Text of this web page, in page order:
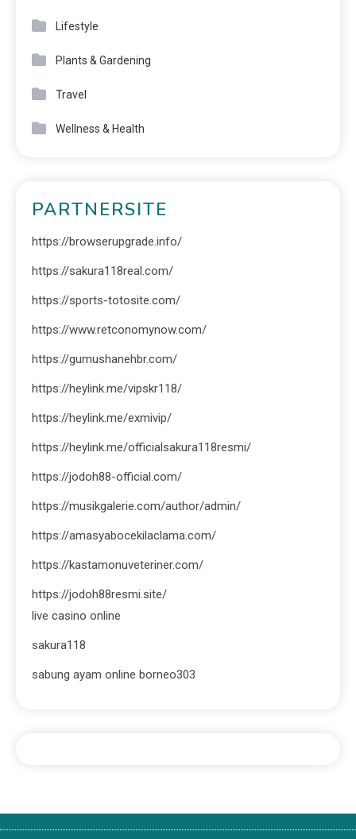
Lifestyle
Plants & Gardening
Travel
Wellness & Health
PARTNERSITE
https://browserupgrade.info/
https://sakura118real.com/
https://sports-totosite.com/
https://www.retconomynow.com/
https://gumushanehbr.com/
https://heylink.me/vipskr118/
https://heylink.me/exmivip/
https://heylink.me/officialsakura118resmi/
https://jodoh88-official.com/
https://musikgalerie.com/author/admin/
https://amasyabocekilaclama.com/
https://kastamonuveteriner.com/
https://jodoh88resmi.site/
live casino online
sakura118
sabung ayam online borneo303